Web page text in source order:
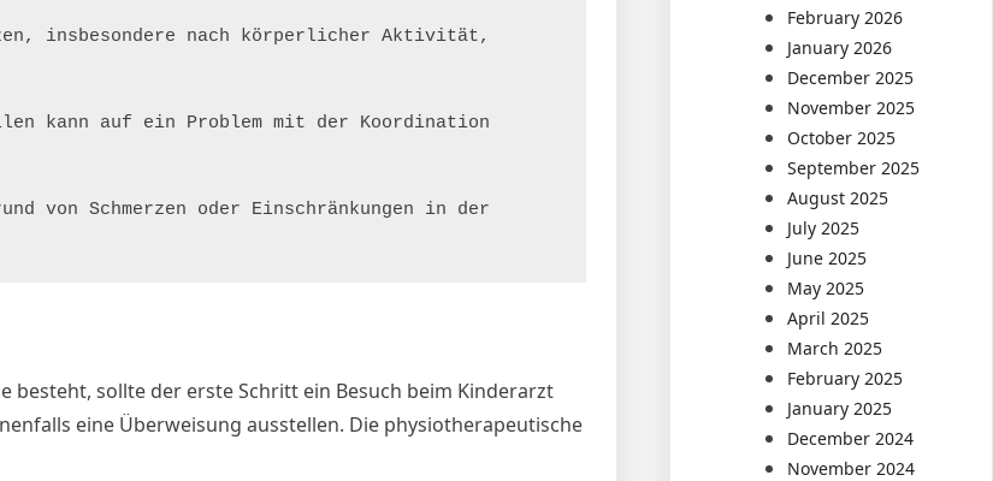
insbesondere nach körperlicher Aktivität,
kann auf ein Problem mit der Koordination
von Schmerzen oder Einschränkungen in der
sollte der erste Schritt ein Besuch beim Kinderarzt
eine Überweisung ausstellen. Die physiotherapeutische
February 2026
January 2026
December 2025
November 2025
October 2025
September 2025
August 2025
July 2025
June 2025
May 2025
April 2025
March 2025
February 2025
January 2025
December 2024
November 2024